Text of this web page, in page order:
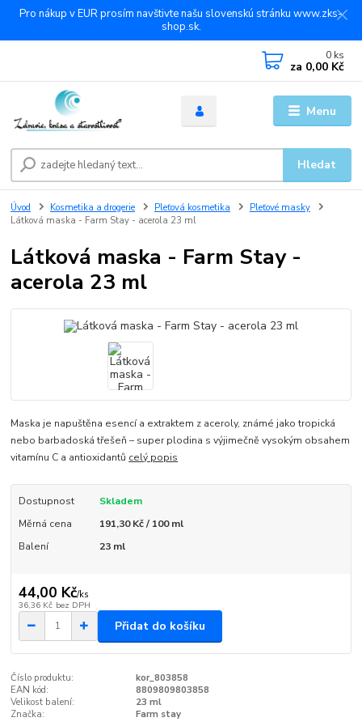
Pro nákup v EUR prosím navštivte našu slovenskú stránku www.zks-
shop.sk.
Menu
Hledat
0 ks
za 0,00 Kč
Úvod Kosmetika a drogerie Pleťová kosmetika
Pleťové masky
Látková maska ​​- Farm Stay - acerola 23 ml
Látková maska ​​- Farm Stay -
acerola 23 ml
Maska je napuštěna esencí a extraktem z aceroly, známé jako tropická
nebo barbadoská třešeň – super plodina s výjimečně vysokým obsahem
vitamínu C a antioxidantů celý popis
Dostupnost
Skladem
Měrná cena
191,30 Kč / 100 ml
Balení
23 ml
44,00 Kč/ks
36,36 Kč bez DPH
Přidat do košíku
Číslo produktu:
kor_803858
EAN kód:
8809809803858
Velikost balení:
23 ml
Značka:
Farm stay